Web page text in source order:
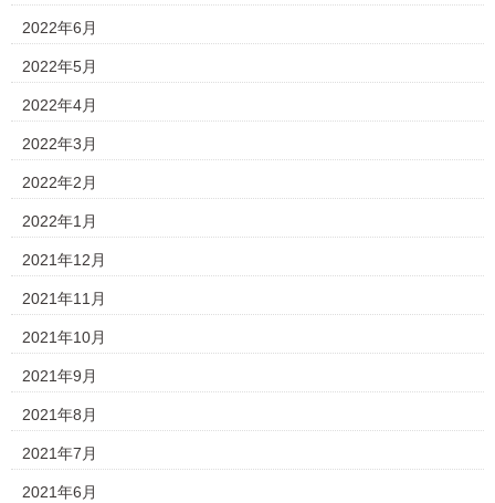
2022年6月
2022年5月
2022年4月
2022年3月
2022年2月
2022年1月
2021年12月
2021年11月
2021年10月
2021年9月
2021年8月
2021年7月
2021年6月